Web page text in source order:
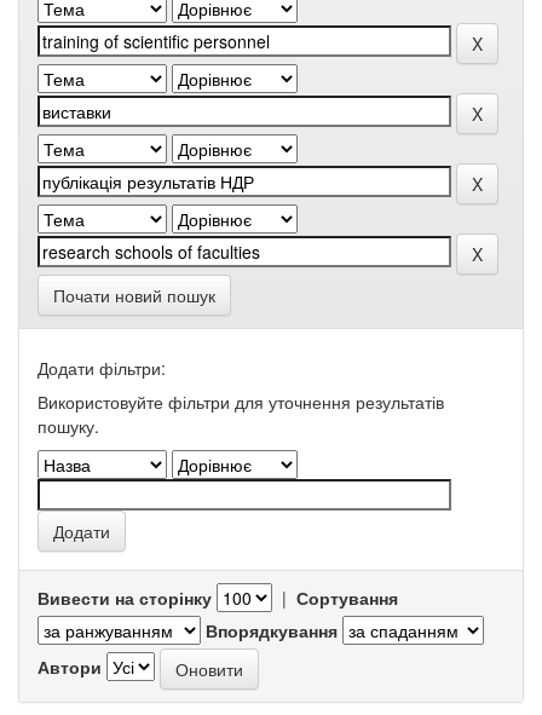
Почати новий пошук
Додати фільтри:
Використовуйте фільтри для уточнення результатів
пошуку.
Вивести на сторінку | Сортування
Впорядкування
Автори